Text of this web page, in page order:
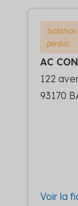
Isolation
perdus
AC
122
93170
Voir la